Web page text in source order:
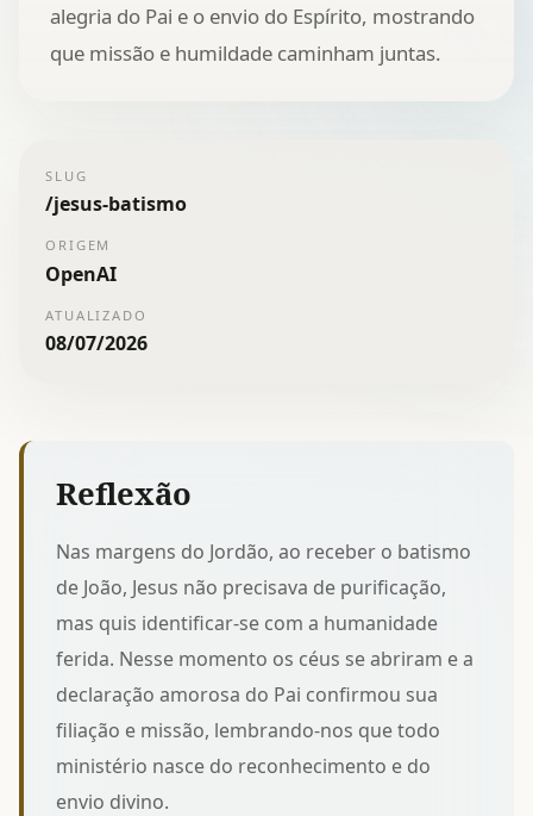
alegria do Pai e o envio do Espírito, mostrando
que missão e humildade caminham juntas.
SLUG
/jesus-batismo
ORIGEM
OpenAI
ATUALIZADO
08/07/2026
Reflexão
Nas margens do Jordão, ao receber o batismo
de João, Jesus não precisava de purificação,
mas quis identificar-se com a humanidade
ferida. Nesse momento os céus se abriram ea
declaração amorosa do Pai confirmou sua
filiação e missão, lembrando-nos que todo
ministério nasce do reconhecimento e do
envio divino.